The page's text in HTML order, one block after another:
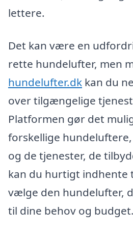
lettere.
Det kan være en
rette hundelufter, men
hundelufter.dk kan du
over tilgængelige
Platformen gør det
forskellige
og de tjenester, de
kan du hurtigt indhente
vælge den hundelufter,
til dine behov og budget.